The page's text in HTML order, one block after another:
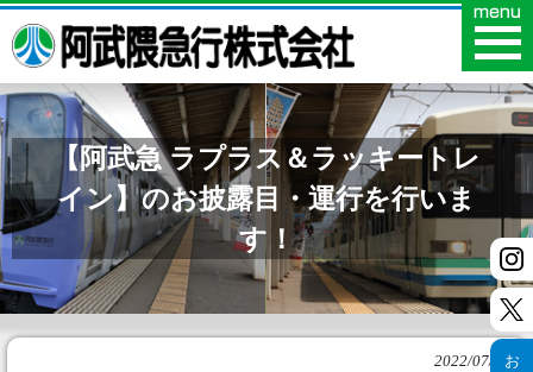
お
【阿武急 ラプラス＆ラッキートレ
イン】のお披露目・運行を行いま
す！
2022/07/15